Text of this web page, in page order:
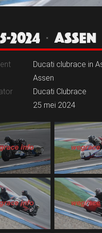
2024 |
Ducati clubrace in
Assen
Ducati Clubrace
25 mei 2024